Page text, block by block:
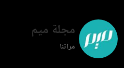
مجلة ميم
مرآتنا